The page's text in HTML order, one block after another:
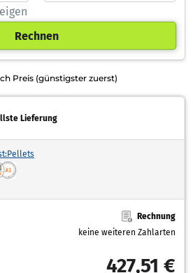
Rechnen
Preis (günstigster zuerst)
Lieferung
Rechnung
keine weiteren Zahlarten
427,51 €